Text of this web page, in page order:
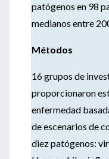
patógenos en 98
medianos entre
Métodos
16 grupos de
proporcionaron
enfermedad
de escenarios de
diez patógenos: